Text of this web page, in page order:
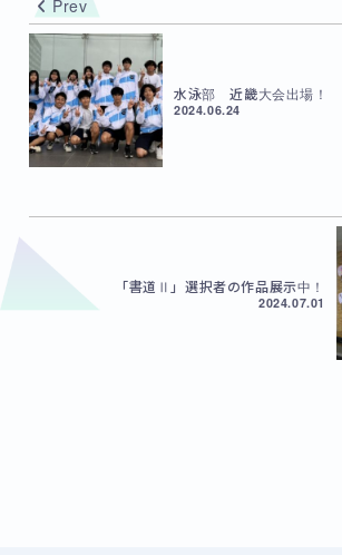
Prev
水泳部 近畿大会出場！
2024.06.24
「書道Ⅱ」選択者の作品展示中！
2024.07.01